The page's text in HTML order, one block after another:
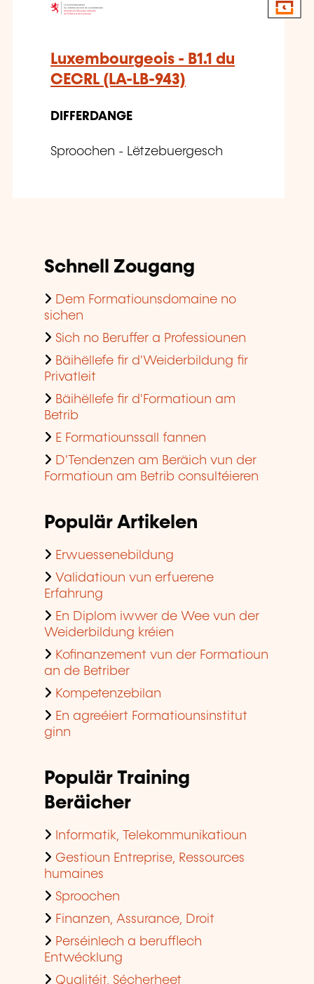
Luxembourgeois - B1.1 du
CECRL (LA-LB-943)
DIFFERDANGE
Sproochen - Lëtzebuergesch
Schnell Zougang
Dem Formatiounsdomaine no
sichen
Sich no Beruffer a Professiounen
Bäihëllefe fir d'Weiderbildung fir
Privatleit
Bäihëllefe fir d'Formatioun am
Betrib
E Formatiounssall fannen
D'Tendenzen am Beräich vun der
Formatioun am Betrib consultéieren
Populär Artikelen
Erwuessenebildung
Validatioun vun erfuerene
Erfahrung
En Diplom iwwer de Wee vun der
Weiderbildung kréien
Kofinanzement vun der Formatioun
an de Betriber
Kompetenzebilan
En agreéiert Formatiounsinstitut
ginn
Populär Training
Beräicher
Informatik, Telekommunikatioun
Gestioun Entreprise, Ressources
humaines
Sproochen
Finanzen, Assurance, Droit
Perséinlech a berufflech
Entwécklung
Qualitéit, Sécherheet